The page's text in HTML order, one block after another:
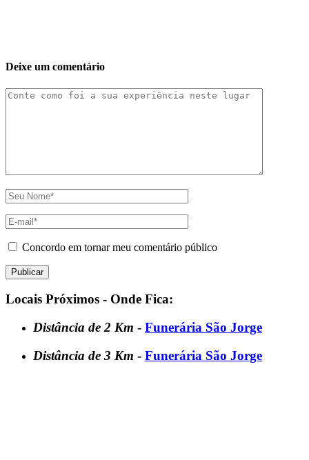
Deixe um comentário
Concordo em tornar meu comentário público
Locais Próximos - Onde Fica:
Distância de 2 Km - Funerária São Jorge
Distância de 3 Km - Funerária São Jorge